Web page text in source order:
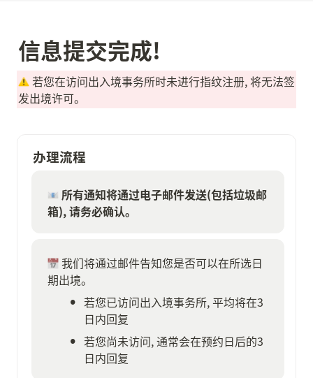
信息提交完成!
若您在访问出入境事务所时未进行指纹注册, 将无法签
发出境许可。
办理流程
所有通知将通过电子邮件发送(包括垃圾邮
箱), 请务必确认。
我们将通过邮件告知您是否可以在所选日
期出境。
• 若您已访问出入境事务所, 平均将在3
日内回复
• 若您尚未访问, 通常会在预约日后的3
日内回复